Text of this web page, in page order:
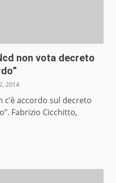
non vota decreto
2014
c’è accordo sul decreto
Fabrizio Cicchitto,